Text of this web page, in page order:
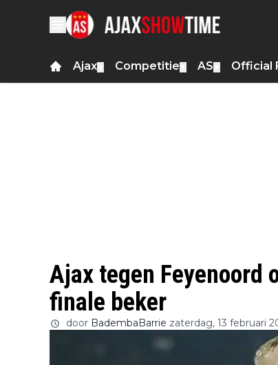
Ajax Competitie AS Official
Ajax tegen Feyenoord
finale beker
door BadembaBarrie zaterdag, 13 februari